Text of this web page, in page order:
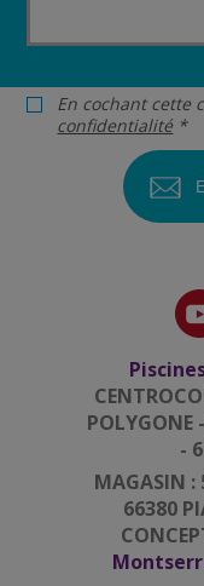
En cochant cette
confidentialité*
POLYGONE
-
MAGASIN :
66380